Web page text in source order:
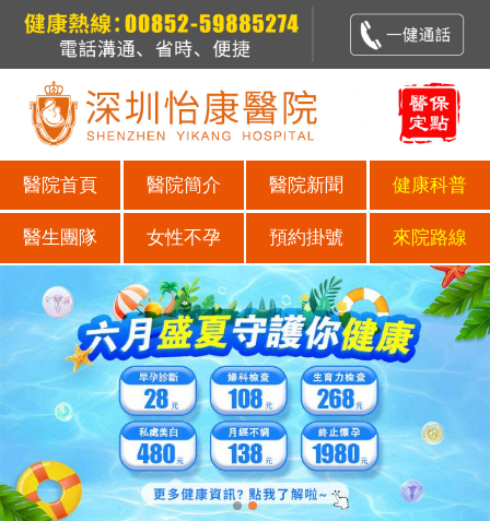
醫院首頁 醫院簡介 醫院新聞 健康科普
醫生團隊 女性不孕 預約掛號 來院路線